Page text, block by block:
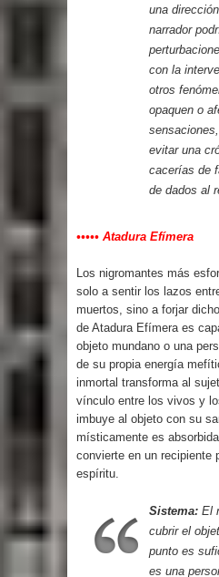
una
narrador
con la
otros
opaquen o
evitar una
cacerías de
de dados al
••••• Atadura Efímera
Los nigromantes más
solo a sentir los lazos
muertos, sino a forjar
de Atadura Efímera es
objeto mundano o una
de su propia energía
inmortal transforma al
vínculo entre los vivos y
imbuye al objeto con su
místicamente es
convierte en un recipiente
espíritu.
Sistema: El
cubrir el
punto es
es una